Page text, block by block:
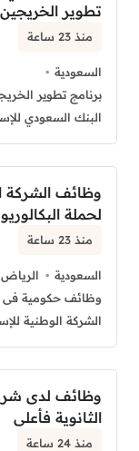
تطوير
منذ 23 ساعة
السعودية
برنامج تطوير
البنك السعودي
وظائف الشركة
لحملة
منذ 23 ساعة
السعودية
الرياض
وظائف حكومية فى
الشركة الوطنية
وظائف لدى
الثانوية فأعلى
منذ 24 ساعة